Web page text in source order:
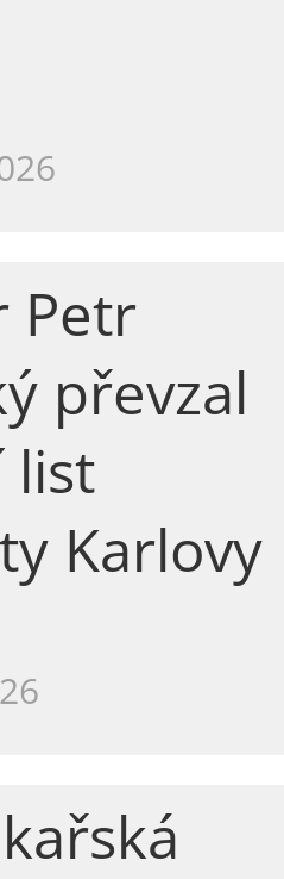
Petr
převzal
list
Karlovy